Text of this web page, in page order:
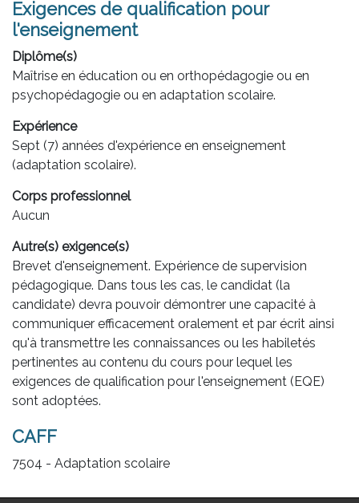
Exigences de qualification pour
l'enseignement
Diplôme(s)
Maîtrise en éducation ou en orthopédagogie ou en
psychopédagogie ou en adaptation scolaire.
Expérience
Sept (7) années d'expérience en enseignement
(adaptation scolaire).
Corps professionnel
Aucun
Autre(s) exigence(s)
Brevet d'enseignement. Expérience de supervision
pédagogique. Dans tous les cas, le candidat (la
candidate) devra pouvoir démontrer une capacité à
communiquer efficacement oralement et par écrit ainsi
qu'à transmettre les connaissances ou les habiletés
pertinentes au contenu du cours pour lequel les
exigences de qualification pour l'enseignement (EQE)
sont adoptées.
CAFF
7504 - Adaptation scolaire